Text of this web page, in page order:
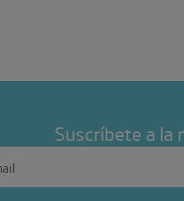
Suscríbete a la